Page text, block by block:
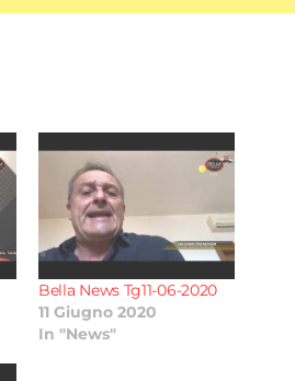
Bella News Tg11-06-2020
11 Giugno 2020
In "News"